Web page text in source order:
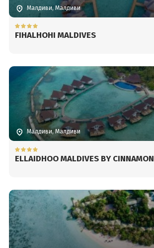
Малдиви, Малдиви
FIHALHOHI MALDIVES
Малдиви, Малдиви
ELLAIDHOO MALDIVES BY CINNAMON